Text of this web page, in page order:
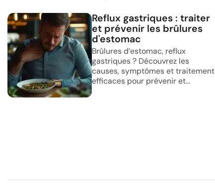
Reflux gastriques : traiter
et prévenir les brûlures
d'estomac
Brûlures d’estomac, reflux
gastriques ? Découvrez les
causes, symptômes et traitement
efficaces pour prévenir et...